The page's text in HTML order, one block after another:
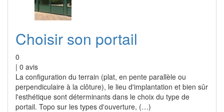
Choisir son portail
0
| 0 avis
La configuration du terrain (plat, en pente parallèle ou
perpendiculaire à la clôture), le lieu d'implantation et bien sûr
l'esthétique sont déterminants dans le choix du type de
portail. Topo sur les types d'ouverture, (…)